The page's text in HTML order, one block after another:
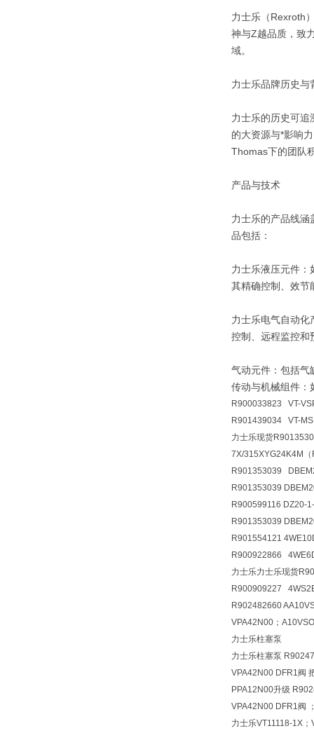
力士乐（Rexroth
神与Z越品质，致
域。
力士乐品牌历史与
力士乐的历史可
的大资源与*影响
Thomas下的团队
产品与技术
力士乐的产品线涵
品包括：
力士乐液压元件：
其精确控制、效节
力士乐电气自动化
控制、远程监控和
气动元件：包括气
传动与机械组件：
R900033823 VT-
R901439034 VT-
力士乐现货
7X/315XYG24K4M
R901353039
R901353039
R900599116 DZ20-
R901353039
R901554121
R900922866
力士乐力士乐现货
R900909227
R902482660
VPA42N00；
力士乐柱塞泵
力士乐柱塞泵
VPA42N00 DFR1阀
PPA12N00升级
VPA42N00 DFR1阀
力士乐VT11118-1X；